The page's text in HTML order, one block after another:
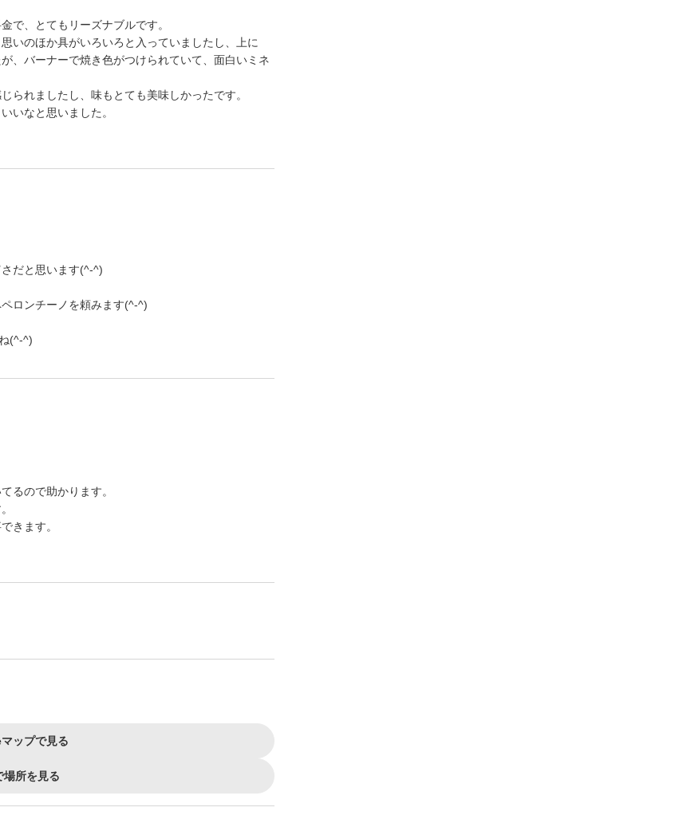
で、とてもリーズナブルです。
いのほか具がいろいろと入っていましたし、上に
、バーナーで焼き色がつけられていて、面白いミネ
られましたし、味もとても美味しかったです。
いなと思いました。
だと思います(^-^)
ロンチーノを頼みます(^-^)
(^-^)
るので助かります。
きます。
ップで見る
場所を見る